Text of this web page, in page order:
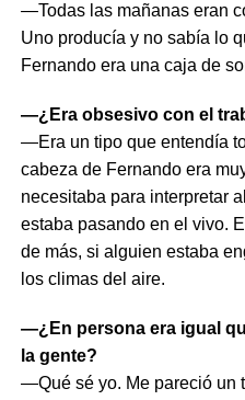
—Todas las mañanas eran
Uno producía y no sabía lo
Fernando era una caja de
—¿Era obsesivo con el
—Era un tipo que entendía
cabeza de Fernando era
necesitaba para interpretar
estaba pasando en el vivo.
de más, si alguien estaba
los climas del aire.
—¿En persona era igual
la gente?
—Qué sé yo. Me pareció un